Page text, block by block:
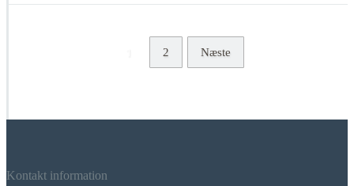
2 Næste
Kontakt information